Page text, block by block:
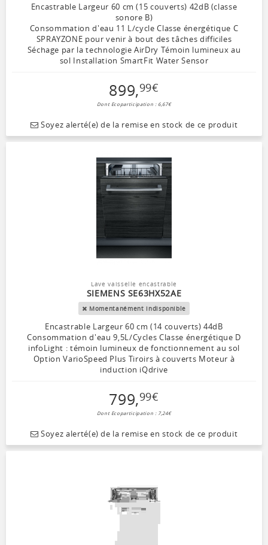
Encastrable Largeur 60 cm (15 couverts) 42dB (classe
sonore B)
Consommation d'eau 11 L/cycle Classe énergétique C
SPRAYZONE pour venir à bout des tâches difficiles
Séchage par la technologie AirDry Témoin lumineux au
sol Installation SmartFit Water Sensor
899,99€
Dont Ecoparticipation : 6,67€
Soyez alerté(e) de la remise en stock de ce produit
Lave vaisselle encastrable
SIEMENS SE63HX52AE
Momentanément indisponible
Encastrable Largeur 60 cm (14 couverts) 44dB
Consommation d'eau 9,5L/Cycles Classe énergétique D
infoLight : témoin lumineux de fonctionnement au sol
Option VarioSpeed Plus Tiroirs à couverts Moteur à
induction iQdrive
799,99€
Dont Ecoparticipation : 7,24€
Soyez alerté(e) de la remise en stock de ce produit